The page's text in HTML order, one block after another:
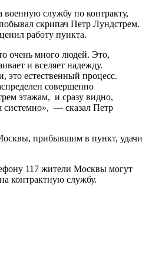
военную службу по контракту,
скрипач Петр Лундстрем.
работу пункта.
очень много людей. Это,
и вселяет надежду.
это естественный процесс.
совершенно
этажам, и сразу видно,
системно», — сказал Петр
прибывшим в пункт, удачи
117 жители Москвы могут
контрактную службу.